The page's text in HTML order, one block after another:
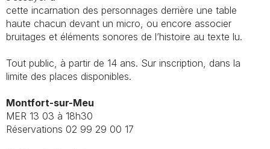
cette incarnation des personnages derrière une table
haute chacun devant un micro, ou encore associer
bruitages et éléments sonores de l’histoire au texte lu.
Tout public, à partir de 14 ans. Sur inscription, dans la
limite des places disponibles.
Montfort-sur-Meu
MER 13 03 à 18h30
Réservations 02 99 29 00 17